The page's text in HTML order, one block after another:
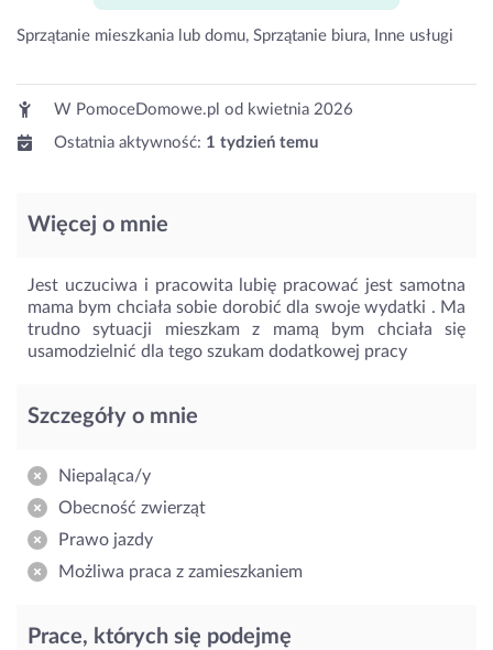
Sprzątanie mieszkania lub domu, Sprzątanie biura, Inne usługi
W PomoceDomowe.pl od kwietnia 2026
Ostatnia aktywność: 1 tydzień temu
Więcej o mnie
Jest uczuciwa i pracowita lubię pracować jest samotna
mama bym chciała sobie dorobić dla swoje wydatki . Ma
trudno sytuacji mieszkam z mamą bym chciała się
usamodzielnić dla tego szukam dodatkowej pracy
Szczegóły o mnie
Niepaląca/y
Obecność zwierząt
Prawo jazdy
Możliwa praca z zamieszkaniem
Prace, których się podejmę